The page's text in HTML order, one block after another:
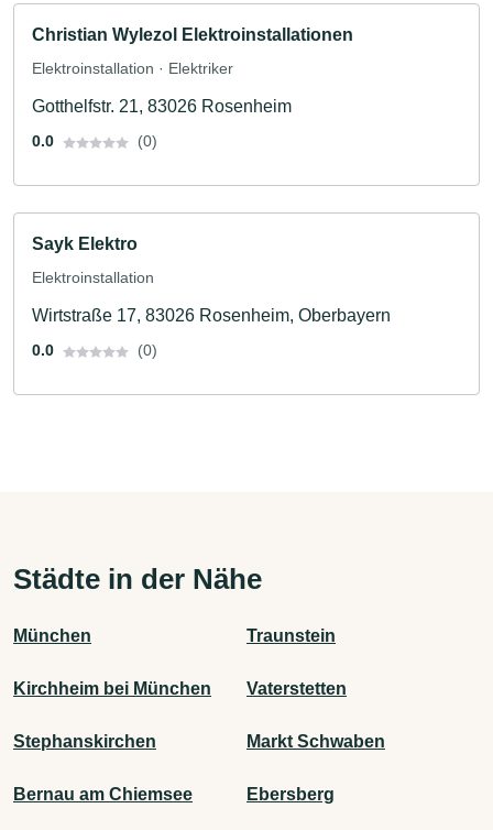
Christian Wylezol Elektroinstallationen
Elektroinstallation · Elektriker
Gotthelfstr. 21, 83026 Rosenheim
0.0 (0)
Sayk Elektro
Elektroinstallation
Wirtstraße 17, 83026 Rosenheim, Oberbayern
0.0 (0)
Städte in der Nähe
München Traunstein
Kirchheim bei München Vaterstetten
Stephanskirchen Markt Schwaben
Bernau am Chiemsee Ebersberg